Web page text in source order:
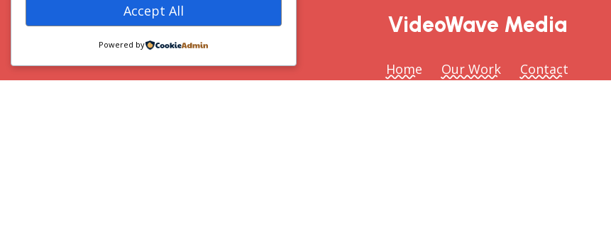
VideoWave Media
Home Our Work Contact
Accept All
Powered by